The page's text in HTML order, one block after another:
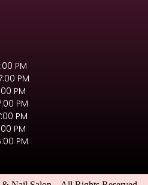
PM
PM
PM
PM
PM
PM
PM